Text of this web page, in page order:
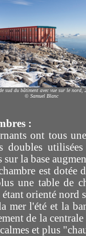
sud du bâtiment avec vue sur le nord,
© Samuel Blanc
:
ont tous
doubles
sur la base
est dotée
une table de
orienté nord
mer l'été et la
de la
et plus